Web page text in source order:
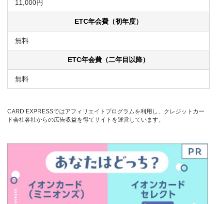
11,000円
ETC年会費（初年度）
無料
ETC年会費（二年目以降）
無料
CARD EXPRESSではアフィリエイトプログラムを利用し、クレジットカー
ド会社各社からの広告収益を得てサイトを運営しています。